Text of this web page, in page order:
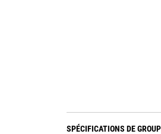
SPÉCIFICATIONS DE